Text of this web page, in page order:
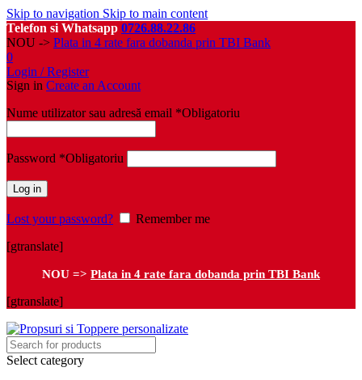
Skip to navigation Skip to main content
Telefon si Whatsapp 0726.88.22.86
NOU -> Plata in 4 rate fara dobanda prin TBI Bank
0
Login / Register
Sign in Create an Account
Nume utilizator sau adresă email *Obligatoriu
Password *Obligatoriu
Log in
Lost your password?
Remember me
[gtranslate]
NOU => Plata in 4 rate fara dobanda prin TBI Bank
[gtranslate]
Select category